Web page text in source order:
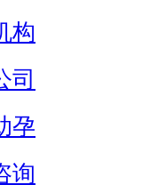
构
司
孕
询